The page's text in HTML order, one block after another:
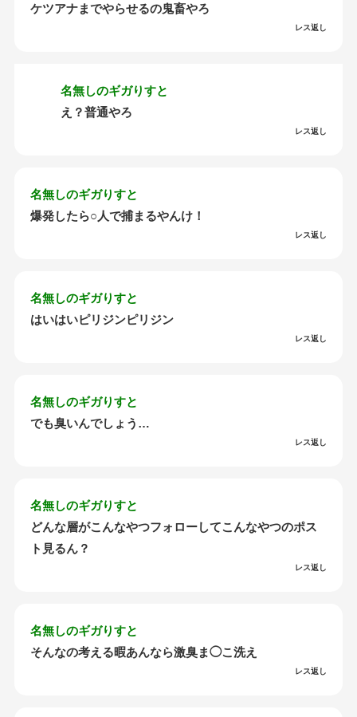
ケツアナまでやらせるの鬼畜やろ
レス返し
名無しのギガりすと
え？普通やろ
レス返し
名無しのギガりすと
爆発したら○人で捕まるやんけ！
レス返し
名無しのギガりすと
はいはいピリジンピリジン
レス返し
名無しのギガりすと
でも臭いんでしょう…
レス返し
名無しのギガりすと
どんな層がこんなやつフォローしてこんなやつのポス
ト見るん？
レス返し
名無しのギガりすと
そんなの考える暇あんなら激臭ま◯こ洗え
レス返し